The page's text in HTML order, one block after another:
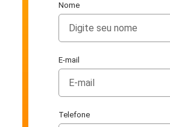
Nome
E-mail
Telefone